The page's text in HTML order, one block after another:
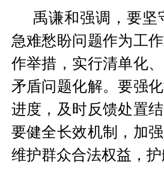
禹谦和强调，要
急难愁盼问题作为工
作举措，实行清单化
矛盾问题化解。要强
进度，及时反馈处置
要健全长效机制，加
维护群众合法权益，